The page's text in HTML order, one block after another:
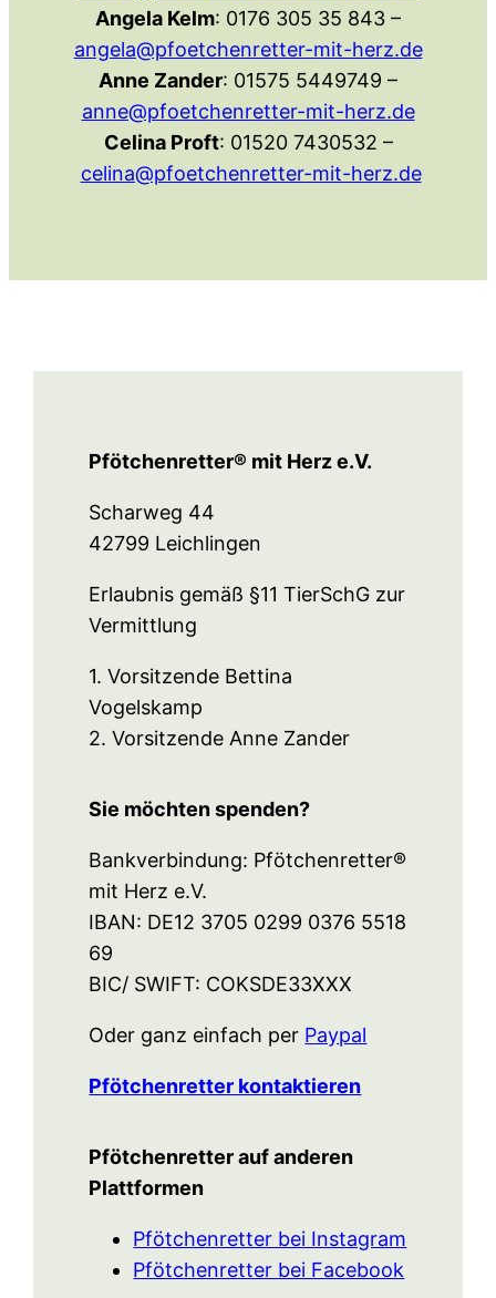
Angela Kelm: 0176 305 35 843 –
angela@pfoetchenretter-mit-herz.de
Anne Zander: 01575 5449749 –
anne@pfoetchenretter-mit-herz.de
Celina Proft: 01520 7430532 –
celina@pfoetchenretter-mit-herz.de
Pfötchenretter® mit Herz e.V.
Scharweg 44
42799 Leichlingen
Erlaubnis gemäß §11 TierSchG zur
Vermittlung
1. Vorsitzende Bettina
Vogelskamp
2. Vorsitzende Anne Zander
Sie möchten spenden?
Bankverbindung: Pfötchenretter®
mit Herz e.V.
IBAN: DE12 3705 0299 0376 5518
69
BIC/ SWIFT: COKSDE33XXX
Oder ganz einfach per Paypal
Pfötchenretter kontaktieren
Pfötchenretter auf anderen
Plattformen
Pfötchenretter bei Instagram
Pfötchenretter bei Facebook